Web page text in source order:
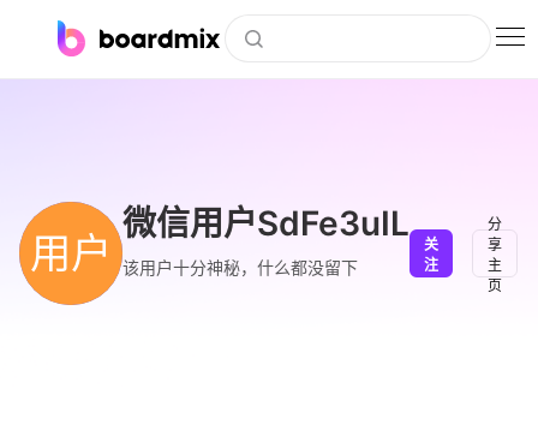
下载
会员
企业服务
用户
微信用户SdFe3uIL
该用户十分神秘，什么都没留下
关
注
分
享
主
页